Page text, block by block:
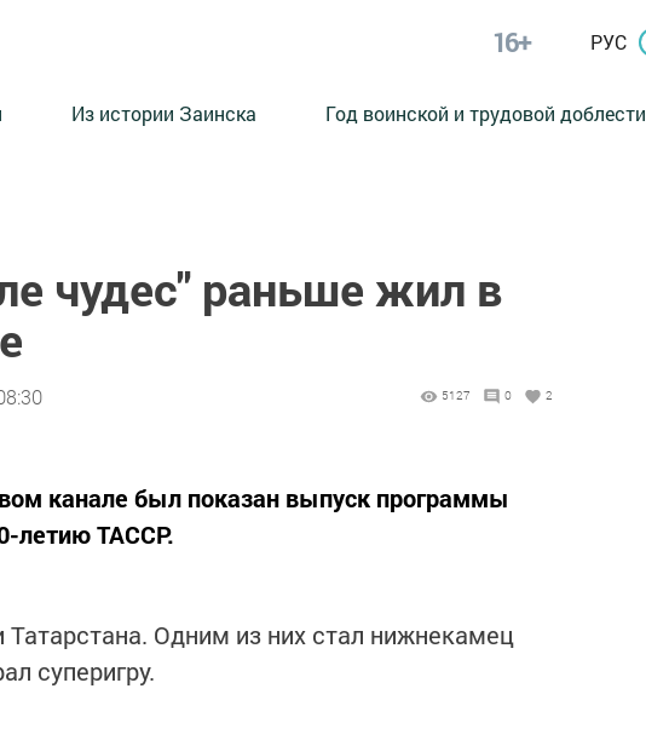
16+ РУС
Из истории Заинска Год воинской и трудовой доблести
чудес" раньше жил в
5127 0 2
канале был показан выпуск программы
летию ТАССР.
Татарстана. Одним из них стал нижнекамец
суперигру.